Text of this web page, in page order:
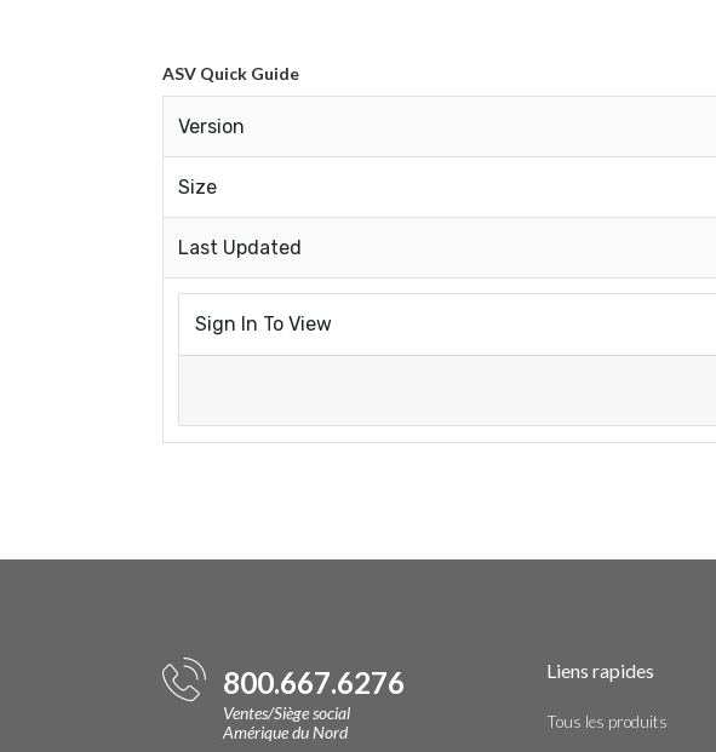
ASV Quick Guide
Version
Size
Last Updated
Sign In To View
800.667.6276
Ventes/Siège social
Amérique du Nord
Liens rapides
Tous les produits